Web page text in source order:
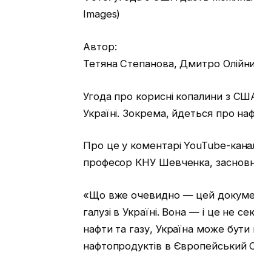
Images)
Автор:
Тетяна Степанова, Дмитро
Угода про корисні копалини з
Україні. Зокрема, йдеться про
Про це у коментарі YouTube-
професор КНУ Шевченка,
«Що вже очевидно — цей
галузі в Україні. Вона — і це не
нафти та газу, Україна може
нафтопродуктів в Європейський